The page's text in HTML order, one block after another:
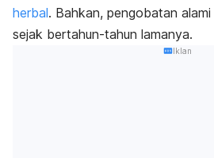
herbal. Bahkan, pengobatan
sejak bertahun-tahun lamanya.
Iklan